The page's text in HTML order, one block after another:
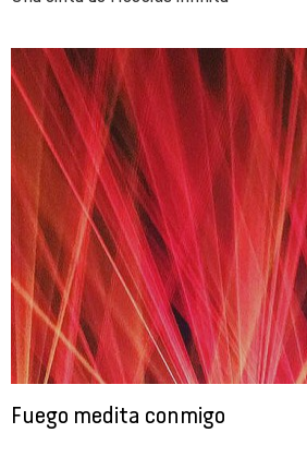
Fuego medita conmigo